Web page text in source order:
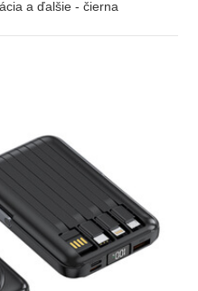
a ďalšie - čierna